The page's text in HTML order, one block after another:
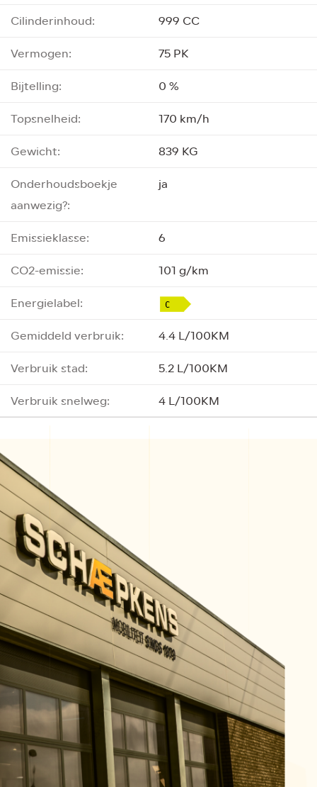
Cilinderinhoud:
999 CC
Vermogen:
75 PK
Bijtelling:
0 %
Topsnelheid:
170 km/h
Gewicht:
839 KG
Onderhoudsboekje
aanwezig?:
ja
Emissieklasse:
6
CO2-emissie:
101 g/km
Energielabel:
Gemiddeld verbruik:
4.4 L/100KM
Verbruik stad:
5.2 L/100KM
Verbruik snelweg:
4 L/100KM